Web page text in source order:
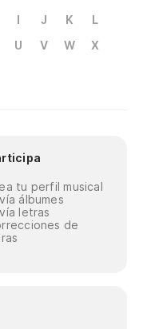
I J K
L
U V W
X
tu perfil musical
álbumes
letras
de